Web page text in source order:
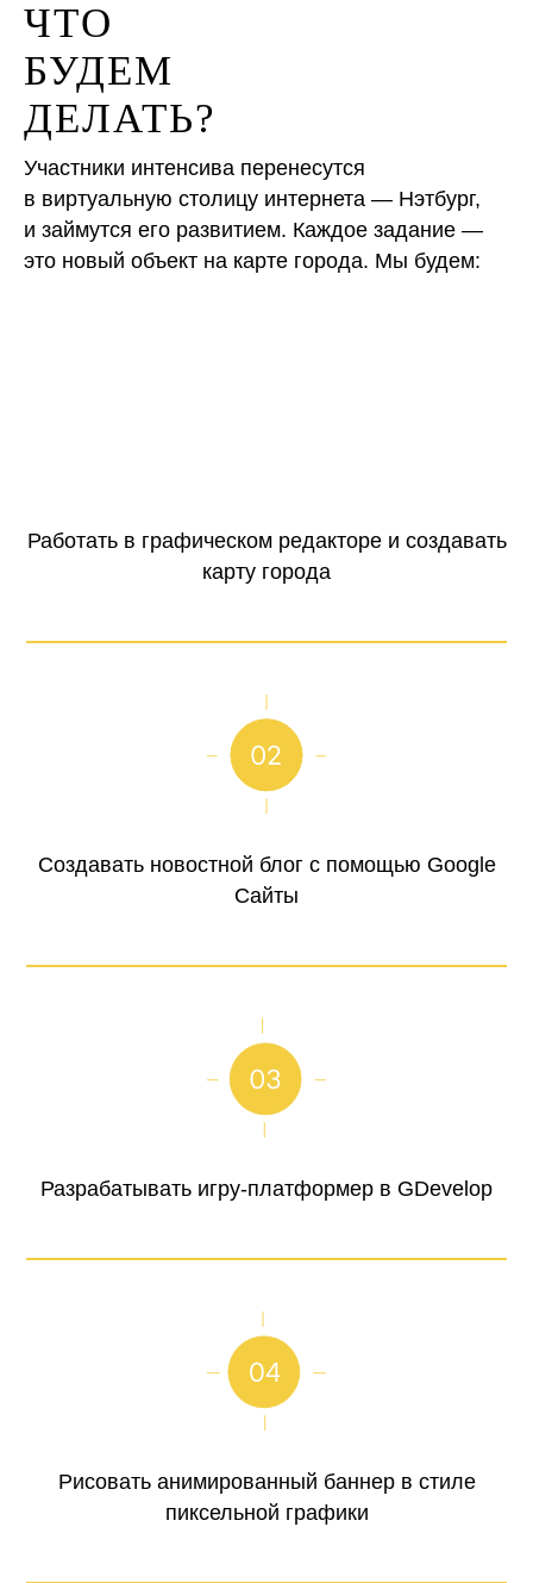
ЧТО
БУДЕМ
ДЕЛАТЬ?
Участники интенсива перенесутся
в виртуальную столицу интернета — Нэтбург,
и займутся его развитием. Каждое задание —
это новый объект на карте города. Мы будем:
Работать в графическом редакторе и создавать
карту города
Создавать новостной блог с помощью Google
Сайты
Разрабатывать игру-платформер в GDevelop
Рисовать анимированный баннер в стиле
пиксельной графики